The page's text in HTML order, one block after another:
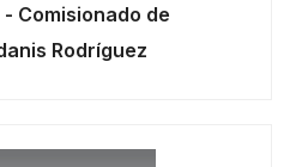
Comisionado de
Rodríguez